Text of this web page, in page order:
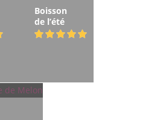
Boisson
de l’été